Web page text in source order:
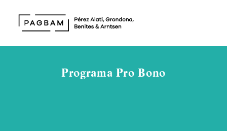
Programa Pro Bono